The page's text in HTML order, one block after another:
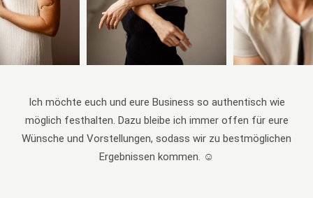
Ich möchte euch und eure Business so authentisch wie
möglich festhalten. Dazu bleibe ich immer offen für eure
Wünsche und Vorstellungen, sodass wir zu bestmöglichen
Ergebnissen kommen. ☺️